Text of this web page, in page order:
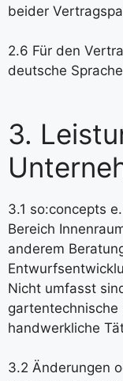
beider
2.6 Für den
deutsche
3.
3.1 so:concepts
Bereich
anderem
Nicht umfasst
gartentechnische
handwerkliche
3.2 Änderungen